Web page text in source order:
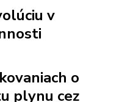
v
o
plynu cez